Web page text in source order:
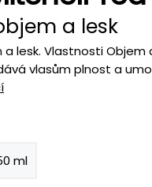
a lesk
a lesk. Vlastnosti
vlasům plnost a
ml